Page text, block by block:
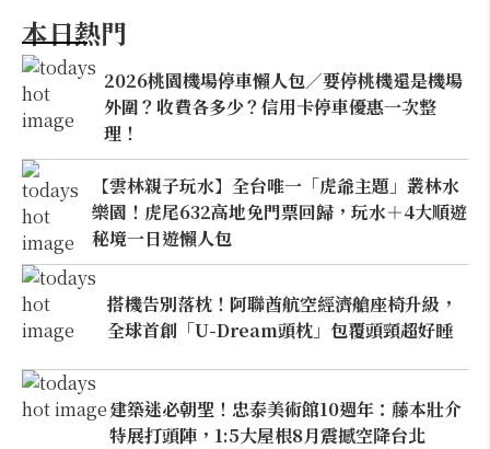
本日熱門
2026桃園機場停車懶人包／要停桃機還是機場
外圍？收費各多少？信用卡停車優惠一次整
理！
【雲林親子玩水】全台唯一「虎爺主題」叢林水
樂園！虎尾632高地免門票回歸，玩水＋4大順遊
秘境一日遊懶人包
搭機告別落枕！阿聯酋航空經濟艙座椅升級，
全球首創「U-Dream頭枕」包覆頭頸超好睡
建築迷必朝聖！忠泰美術館10週年：藤本壯介
特展打頭陣，1:5大屋根8月震撼空降台北